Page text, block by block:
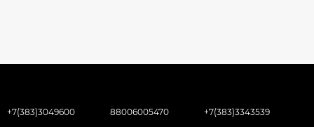
+7(383)3049600 88006005470 +7(383)3343539